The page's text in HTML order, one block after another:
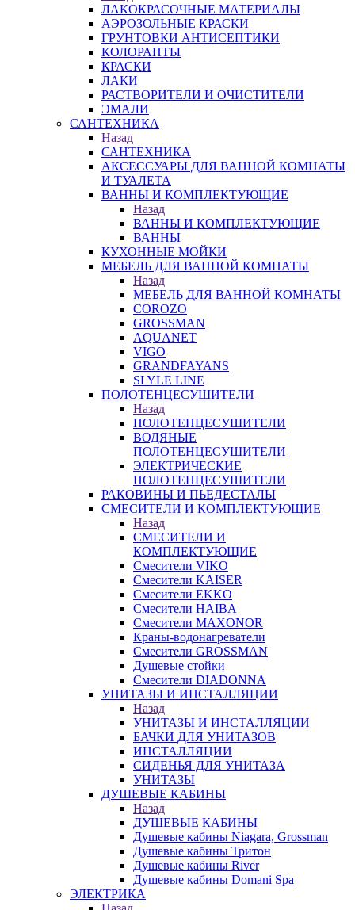
ЛАКОКРАСОЧНЫЕ МАТЕРИАЛЫ
АЭРОЗОЛЬНЫЕ КРАСКИ
ГРУНТОВКИ АНТИСЕПТИКИ
КОЛОРАНТЫ
КРАСКИ
ЛАКИ
РАСТВОРИТЕЛИ И ОЧИСТИТЕЛИ
ЭМАЛИ
САНТЕХНИКА
Назад
САНТЕХНИКА
АКСЕССУАРЫ ДЛЯ ВАННОЙ КОМНАТЫ
И ТУАЛЕТА
ВАННЫ И КОМПЛЕКТУЮЩИЕ
Назад
ВАННЫ И КОМПЛЕКТУЮЩИЕ
ВАННЫ
КУХОННЫЕ МОЙКИ
МЕБЕЛЬ ДЛЯ ВАННОЙ КОМНАТЫ
Назад
МЕБЕЛЬ ДЛЯ ВАННОЙ КОМНАТЫ
COROZO
GROSSMAN
AQUANET
VIGO
GRANDFAYANS
SLYLE LINE
ПОЛОТЕНЦЕСУШИТЕЛИ
Назад
ПОЛОТЕНЦЕСУШИТЕЛИ
ВОДЯНЫЕ
ПОЛОТЕНЦЕСУШИТЕЛИ
ЭЛЕКТРИЧЕСКИЕ
ПОЛОТЕНЦЕСУШИТЕЛИ
РАКОВИНЫ И ПЬЕДЕСТАЛЫ
СМЕСИТЕЛИ И КОМПЛЕКТУЮЩИЕ
Назад
СМЕСИТЕЛИ И
КОМПЛЕКТУЮЩИЕ
Смесители VIKO
Смесители KAISER
Смесители EKKO
Смесители HAIBA
Смесители MAXONOR
Краны-водонагреватели
Смесители GROSSMAN
Душевые стойки
Смесители DIADONNA
УНИТАЗЫ И ИНСТАЛЛЯЦИИ
Назад
УНИТАЗЫ И ИНСТАЛЛЯЦИИ
БАЧКИ ДЛЯ УНИТАЗОВ
ИНСТАЛЛЯЦИИ
СИДЕНЬЯ ДЛЯ УНИТАЗА
УНИТАЗЫ
ДУШЕВЫЕ КАБИНЫ
Назад
ДУШЕВЫЕ КАБИНЫ
Душевые кабины Niagara, Grossman
Душевые кабины Тритон
Душевые кабины River
Душевые кабины Domani Spa
ЭЛЕКТРИКА